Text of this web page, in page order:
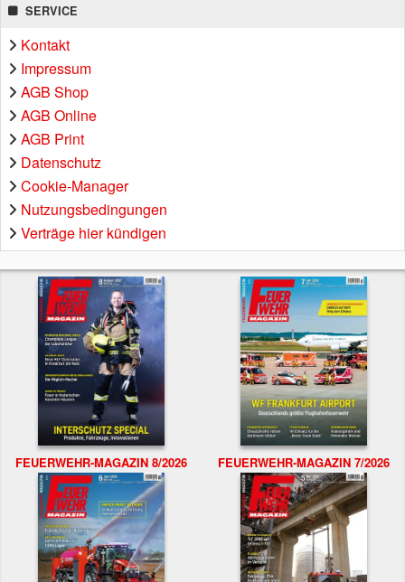
SERVICE
Kontakt
Impressum
AGB Shop
AGB Online
AGB Print
Datenschutz
Cookie-Manager
Nutzungsbedingungen
Verträge hier kündigen
FEUERWEHR-MAGAZIN 8/2026 FEUERWEHR-MAGAZIN 7/2026